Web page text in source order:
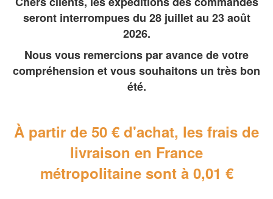
seront interrompues du 28 juillet au 23 août
2026.
Nous vous remercions par avance de votre
compréhension et vous souhaitons un très bon
été.
À partir de 50 € d'achat, les frais de
livraison en France
métropolitainesont à 0,01 €